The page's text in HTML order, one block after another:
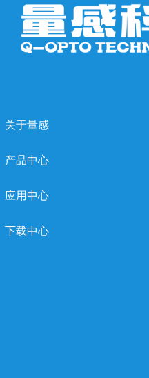
关于量感
产品中心
应用中心
下载中心